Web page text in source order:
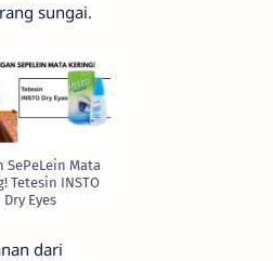
sungai.
SePeLein Mata
Tetesin INSTO
Dry Eyes
dari